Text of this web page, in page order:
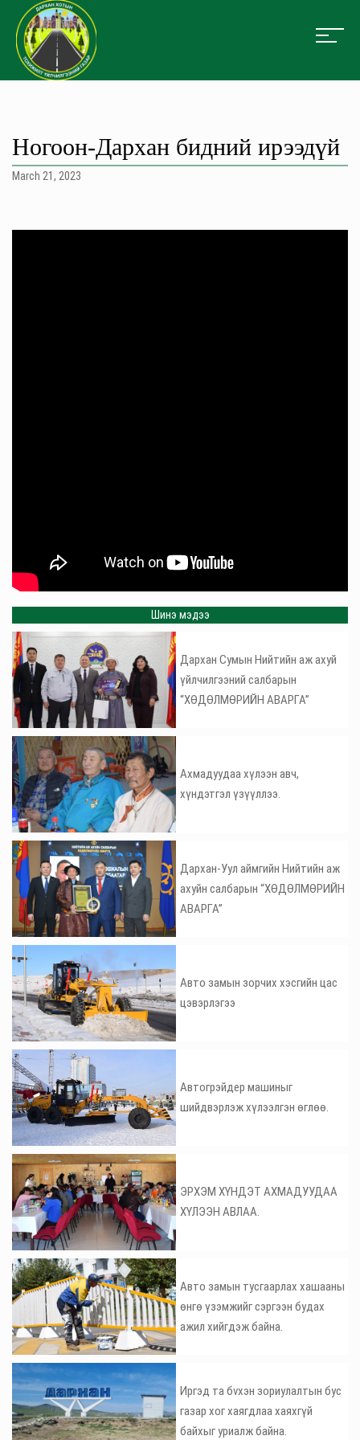
Ногоон-Дархан бидний ирээдүй
March 21, 2023
Шинэ мэдээ
Дархан Сумын Нийтийн аж ахуй
үйлчилгээний салбарын
“ХӨДӨЛМӨРИЙН АВАРГА”
Ахмадуудаа хүлээн авч,
хүндэтгэл үзүүллээ.
Дархан-Уул аймгийн Нийтийн аж
ахуйн салбарын “ХӨДӨЛМӨРИЙН
АВАРГА”
Авто замын зорчих хэсгийн цас
цэвэрлэгээ
Автогрэйдер машиныг
шийдвэрлэж хүлээлгэн өглөө.
ЭРХЭМ ХҮНДЭТ АХМАДУУДАА
ХҮЛЭЭН АВЛАА.
Авто замын тусгаарлах хашааны
өнгө үзэмжийг сэргээн будах
ажил хийгдэж байна.
Иргэд та бvхэн зориулалтын бус
газар хог хаягдлаа хаяхгүй
байхыг уриалж байна.